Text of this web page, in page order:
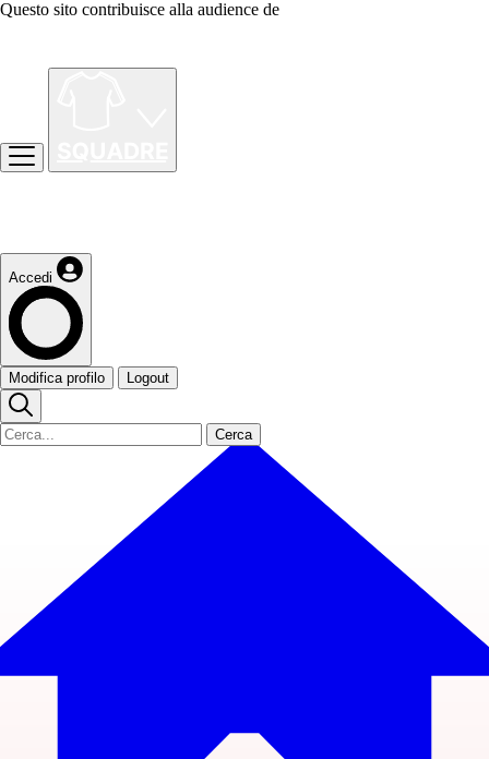
Questo sito contribuisce alla audience de
Accedi
Modifica profilo Logout
Cerca